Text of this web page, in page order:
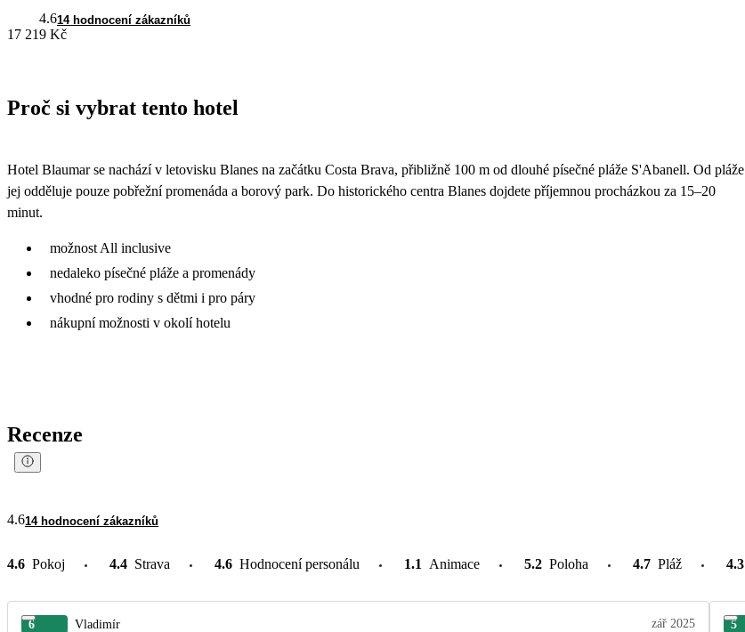
4.614 hodnocení zákazníků
17 219 Kč
Proč si vybrat tento hotel
Hotel Blaumar se nachází v letovisku Blanes na začátku Costa Brava, přibližně 100 m od dlouhé písečné pláže S'Abanell. Od pláže
jej odděluje pouze pobřežní promenáda a borový park. Do historického centra Blanes dojdete příjemnou procházkou za 15–20
minut.
možnost All inclusive
nedaleko písečné pláže a promenády
vhodné pro rodiny s dětmi i pro páry
nákupní možnosti v okolí hotelu
Recenze
4.614 hodnocení zákazníků
4.6 Pokoj 4.4 Strava 4.6 Hodnocení personálu 1.1 Animace 5.2 Poloha 4.7 Pláž 4.3
6 Vladimír zář 2025 5